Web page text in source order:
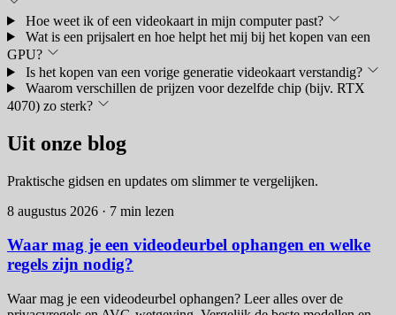
Hoe weet ik of een videokaart in mijn computer past?
Wat is een prijsalert en hoe helpt het mij bij het kopen van een
GPU?
Is het kopen van een vorige generatie videokaart verstandig?
Waarom verschillen de prijzen voor dezelfde chip (bijv. RTX
4070) zo sterk?
Uit onze blog
Praktische gidsen en updates om slimmer te vergelijken.
8 augustus 2026 · 7 min lezen
Waar mag je een videodeurbel ophangen en welke
regels zijn nodig?
Waar mag je een videodeurbel ophangen? Leer alles over de